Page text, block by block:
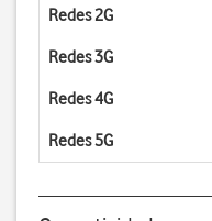
Redes 2G
Redes 3G
Redes 4G
Redes 5G